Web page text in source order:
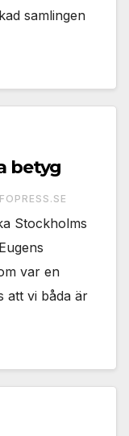
samlingen
betyg
Stockholms
var en
att vi båda är